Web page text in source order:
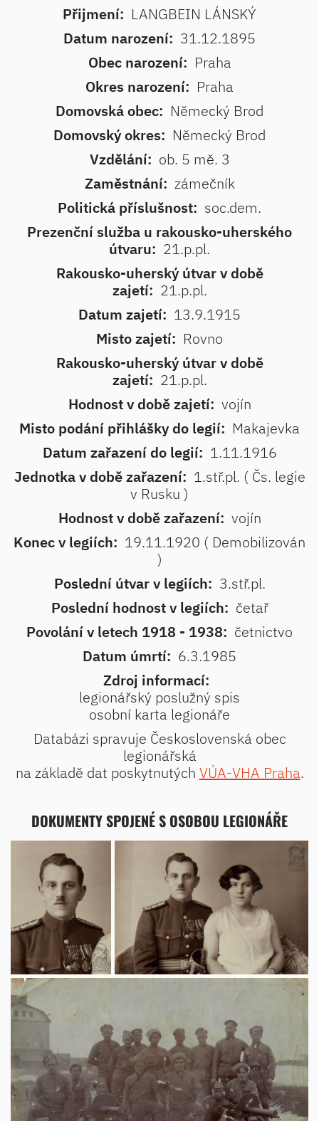
Přijmení: LANGBEIN LÁNSKÝ
Datum narození: 31.12.1895
Obec narození: Praha
Okres narození: Praha
Domovská obec: Německý Brod
Domovský okres: Německý Brod
Vzdělání: ob. 5 mě. 3
Zaměstnání: zámečník
Politická příslušnost: soc.dem.
Prezenční služba u rakousko-uherského
útvaru: 21.p.pl.
Rakousko-uherský útvar v době
zajetí: 21.p.pl.
Datum zajetí: 13.9.1915
Misto zajetí: Rovno
Rakousko-uherský útvar v době
zajetí: 21.p.pl.
Hodnost v době zajetí: vojín
Misto podání přihlášky do legií: Makajevka
Datum zařazení do legií: 1.11.1916
Jednotka v době zařazení: 1.stř.pl. ( Čs. legie
v Rusku )
Hodnost v době zařazení: vojín
Konec v legiích: 19.11.1920 ( Demobilizován
)
Poslední útvar v legiích: 3.stř.pl.
Poslední hodnost v legiích: četař
Povolání v letech 1918 - 1938: četnictvo
Datum úmrtí: 6.3.1985
Zdroj informací:
legionářský poslužný spis
osobní karta legionáře
Databázi spravuje Československá obec
legionářská
na základě dat poskytnutých VÚA-VHA Praha.
DOKUMENTY SPOJENÉ S OSOBOU LEGIONÁŘE